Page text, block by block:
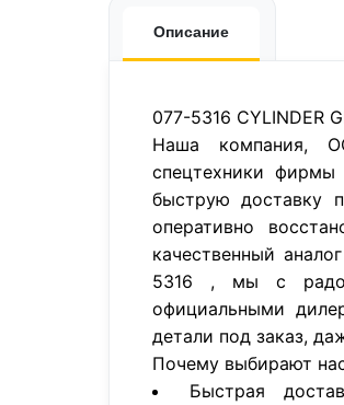
Описание
077-5316 CYLINDER
Наша компания,
спецтехники
быструю доставку
оперативно
качественный
5316 , мы с
официальными
детали под заказ,
Почему выбирают
Быстрая